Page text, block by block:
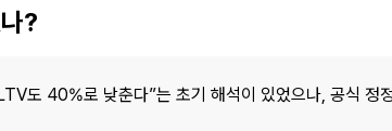
?
도 40%로 낮춘다”는 초기 해석이 있었으나, 공식 정